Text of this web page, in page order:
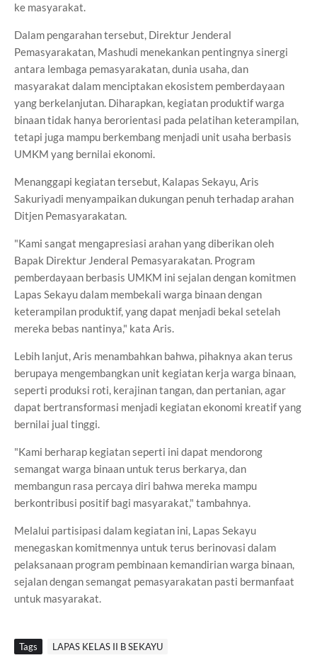
ke masyarakat.
Dalam pengarahan tersebut, Direktur Jenderal
Pemasyarakatan, Mashudi menekankan pentingnya sinergi
antara lembaga pemasyarakatan, dunia usaha, dan
masyarakat dalam menciptakan ekosistem pemberdayaan
yang berkelanjutan. Diharapkan, kegiatan produktif warga
binaan tidak hanya berorientasi pada pelatihan keterampilan,
tetapi juga mampu berkembang menjadi unit usaha berbasis
UMKM yang bernilai ekonomi.
Menanggapi kegiatan tersebut, Kalapas Sekayu, Aris
Sakuriyadi menyampaikan dukungan penuh terhadap arahan
Ditjen Pemasyarakatan.
"Kami sangat mengapresiasi arahan yang diberikan oleh
Bapak Direktur Jenderal Pemasyarakatan. Program
pemberdayaan berbasis UMKM ini sejalan dengan komitmen
Lapas Sekayu dalam membekali warga binaan dengan
keterampilan produktif, yang dapat menjadi bekal setelah
mereka bebas nantinya," kata Aris.
Lebih lanjut, Aris menambahkan bahwa, pihaknya akan terus
berupaya mengembangkan unit kegiatan kerja warga binaan,
seperti produksi roti, kerajinan tangan, dan pertanian, agar
dapat bertransformasi menjadi kegiatan ekonomi kreatif yang
bernilai jual tinggi.
"Kami berharap kegiatan seperti ini dapat mendorong
semangat warga binaan untuk terus berkarya, dan
membangun rasa percaya diri bahwa mereka mampu
berkontribusi positif bagi masyarakat," tambahnya.
Melalui partisipasi dalam kegiatan ini, Lapas Sekayu
menegaskan komitmennya untuk terus berinovasi dalam
pelaksanaan program pembinaan kemandirian warga binaan,
sejalan dengan semangat pemasyarakatan pasti bermanfaat
untuk masyarakat.
Tags LAPAS KELAS II B SEKAYU